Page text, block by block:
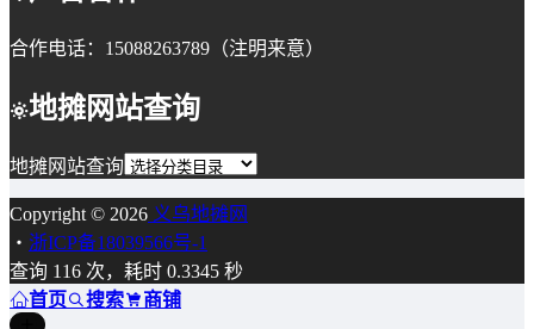
合作电话：15088263789（注明来意）
地摊网站查询
地摊网站查询
Copyright © 2026 义乌地摊网
・ 浙ICP备18039566号-1
查询 116 次，耗时 0.3345 秒
首页
搜索 商铺